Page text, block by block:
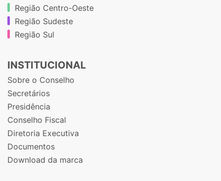
Região Centro-Oeste
Região Sudeste
Região Sul
INSTITUCIONAL
Sobre o Conselho
Secretários
Presidência
Conselho Fiscal
Diretoria Executiva
Documentos
Download da marca